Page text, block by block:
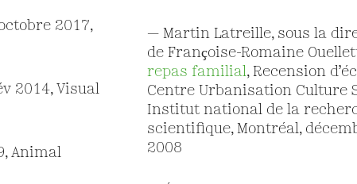
2017,
2014, Visual
Animal
— Martin Latreille, sous la
de Franҫoise-Romaine
repas familial , Recension
Centre Urbanisation Culture
Institut national de la
scientifique, Montréal,
2008